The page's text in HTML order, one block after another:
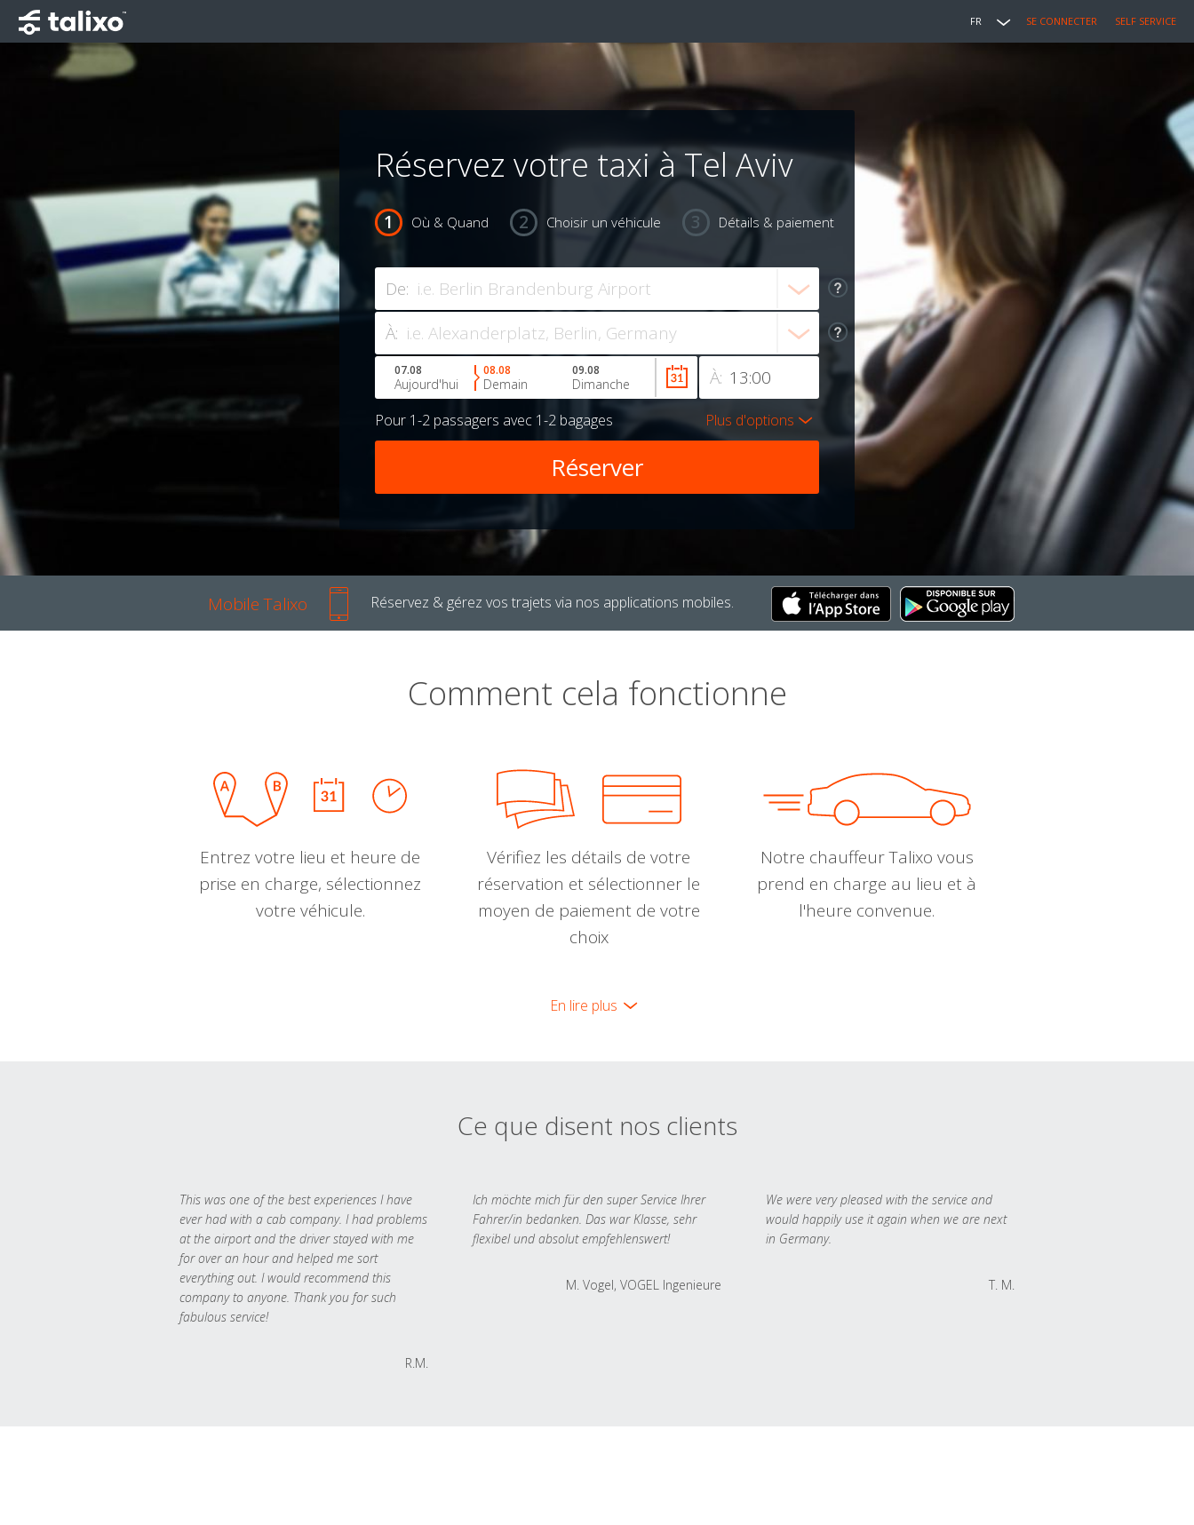
FR SE CONNECTER SELF SERVICE
Réservez votre taxi à Tel Aviv
Où & Quand Choisir un véhicule Détails & paiement
De:
À:
À:
07.08
Aujourd'hui
08.08
Demain
09.08
Dimanche
Pour 1-2 passagers avec 1-2 bagages Plus d'options
Mobile Talixo Réservez & gérez vos trajets via nos applications mobiles.
Comment cela fonctionne
Entrez votre lieu et heure de
prise en charge, sélectionnez
votre véhicule.
Vérifiez les détails de votre
réservation et sélectionner le
moyen de paiement de votre
choix
Notre chauffeur Talixo vous
prend en charge au lieu et à
l'heure convenue.
En lire plus
Ce que disent nos clients
This was one of the best experiences I have
ever had with a cab company. I had problems
at the airport and the driver stayed with me
for over an hour and helped me sort
everything out. I would recommend this
company to anyone. Thank you for such
fabulous service!
R.M.
Ich möchte mich für den super Service Ihrer
Fahrer/in bedanken. Das war Klasse, sehr
flexibel und absolut empfehlenswert!
M. Vogel, VOGEL Ingenieure
We were very pleased with the service and
would happily use it again when we are next
in Germany.
T. M.